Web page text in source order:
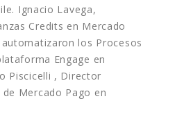
Ignacio Lavega,
Credits en Mercado
los Procesos
Engage en
Piscicelli , Director
Mercado Pago en